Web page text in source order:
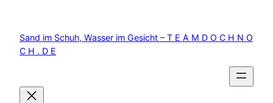
springen
Sand im Schuh, Wasser im Gesicht – T E A M D O C H N O
C H . D E